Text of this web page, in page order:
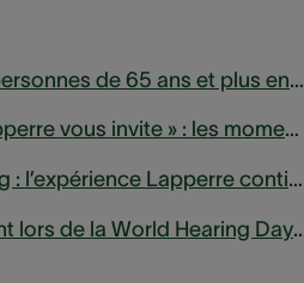
Davantage de personnes de 65 ans et plus entrent en ligne de compte pour un remboursement des appareils auditifs
Retour sur « Lapperre vous invite » : les moments forts de notre session d'experts sur les acouphènes
World of Hearing : l’expérience Lapperre continue de s’étendre, jusqu’en Wallonie.
Lapperre présent lors de la World